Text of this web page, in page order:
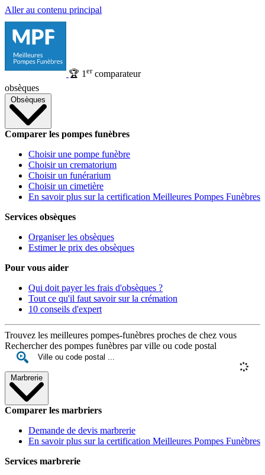
Aller au contenu principal
🏆 1 ercomparateur
obsèques
Obsèques
Comparer les pompes funèbres
Choisir une pompe funèbre
Choisir un crematorium
Choisir un funérarium
Choisir un cimetière
En savoir plus sur la certification Meilleures Pompes Funèbres
Services obsèques
Organiser les obsèques
Estimer le prix des obsèques
Pour vous aider
Qui doit payer les frais d'obsèques ?
Tout ce qu'il faut savoir sur la crémation
10 conseils d'expert
Trouvez les meilleures pompes-funèbres proches de chez vous
Rechercher des pompes funèbres par ville ou code postal
Marbrerie
Comparer les marbriers
Demande de devis marbrerie
En savoir plus sur la certification Meilleures Pompes Funèbres
Services marbrerie